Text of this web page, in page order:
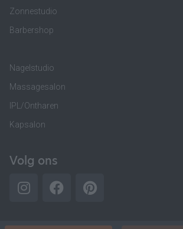
Zonnestudio
Barbershop
Nagelstudio
Massagesalon
IPL/Ontharen
Kapsalon
Volg ons